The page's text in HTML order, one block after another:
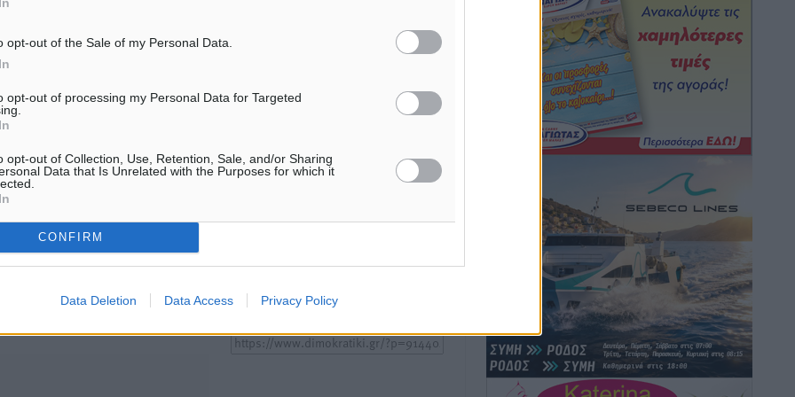
opt-out of the Sale of my Personal Data.
opt-out of processing my Personal Data for Targeted
opt-out of Collection, Use, Retention, Sale, and/or Sharing
Data that Is Unrelated with the Purposes for which it
CONFIRM
Data Deletion Data Access Privacy Policy
ΚΡΊΣΕΙΣ
σενάρια
Η Ρόδος βρήκε επιτέλους το
Η Δημοκρατική δεν υιοθετεί
όποια σχόλια θεωρούμε
Χρήστες που δεν τηρούν
Υπενθύμιση:
άρθρο της Δημοκρατικής.
Τοπικές Ειδήσεις πριν 1 ώρα
Συναυλία με τον Γιάννη Κότσιρα στις
21 Αυγούστου
Πολιτιστικά• πριν 2 ώρες
Έκτακτη συνεδρίαση της Δημοτικής
Τοπικές Ειδήσεις• πριν 2 ώρες
ΑΕΡΑ: Δεν σταματάει να ενισχύεται,
νέο απόκτημα ο Μητρόπουλος
πριν 2 ώρες
Κλεάνθης: Δουλειές μετά ευχαριστιών
στο γήπεδο, ατομικό για δύο
Αθλητικά• πριν 2 ώρες